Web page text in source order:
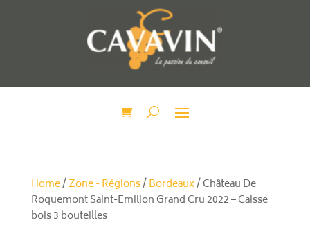
Home/Zone - Régions/Bordeaux/ Château De
Roquemont Saint-Emilion Grand Cru 2022 – Caisse
bois 3 bouteilles